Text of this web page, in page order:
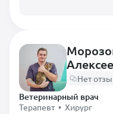
Нет
Ветеринарный врач
Терапевт • Хирург